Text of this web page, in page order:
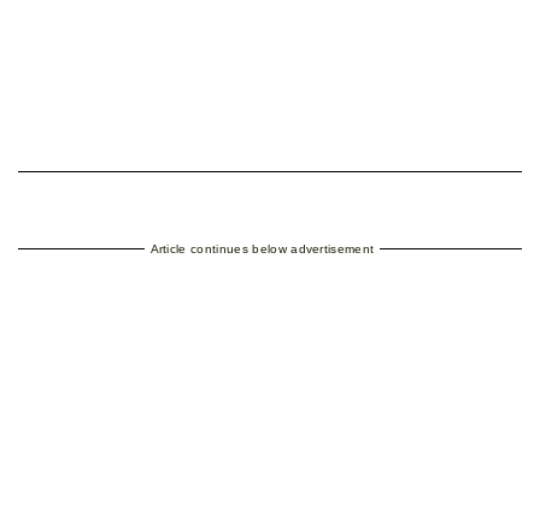
Article continues below advertisement